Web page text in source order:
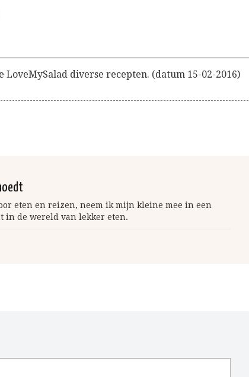
diverse recepten. (datum 15-02-2016)
eten en reizen, neem ik mijn kleine mee in een
in de wereld van lekker eten.